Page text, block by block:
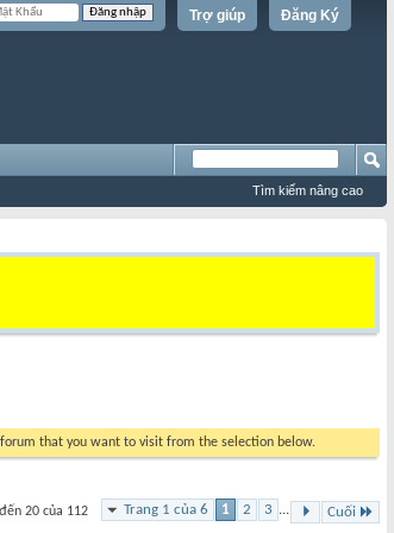
Đăng Ký
Trợ giúp
Tìm kiếm nâng cao
that you want to visit from the selection below.
Trang 1 của 6 1 2 3 ... Cuối
20 của 112